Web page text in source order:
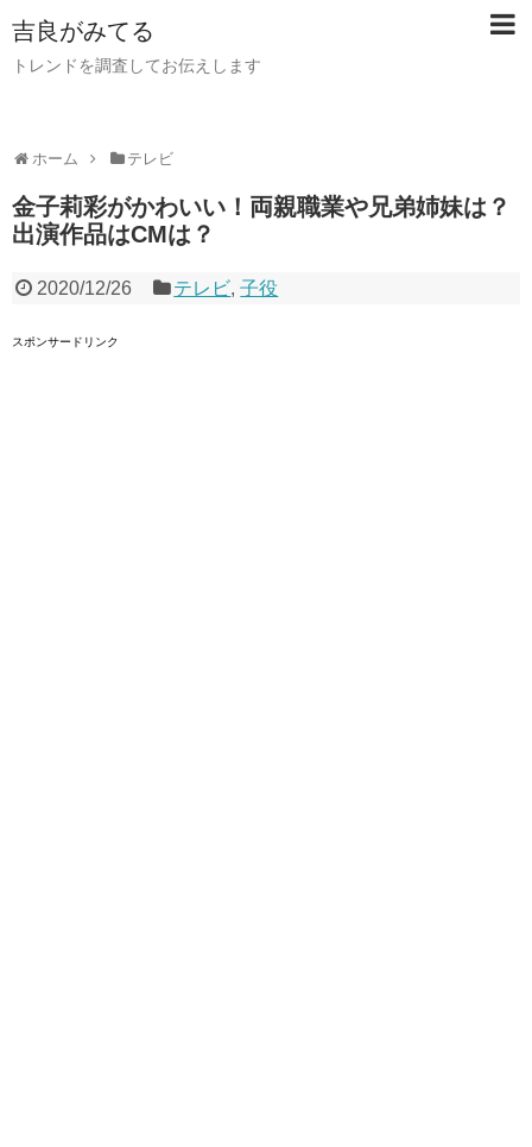
吉良がみてる
トレンドを調査してお伝えします
ホーム テレビ
金子莉彩がかわいい！両親職業や兄弟姉妹は？
出演作品はCMは？
2020/12/26 テレビ,子役
スポンサードリンク